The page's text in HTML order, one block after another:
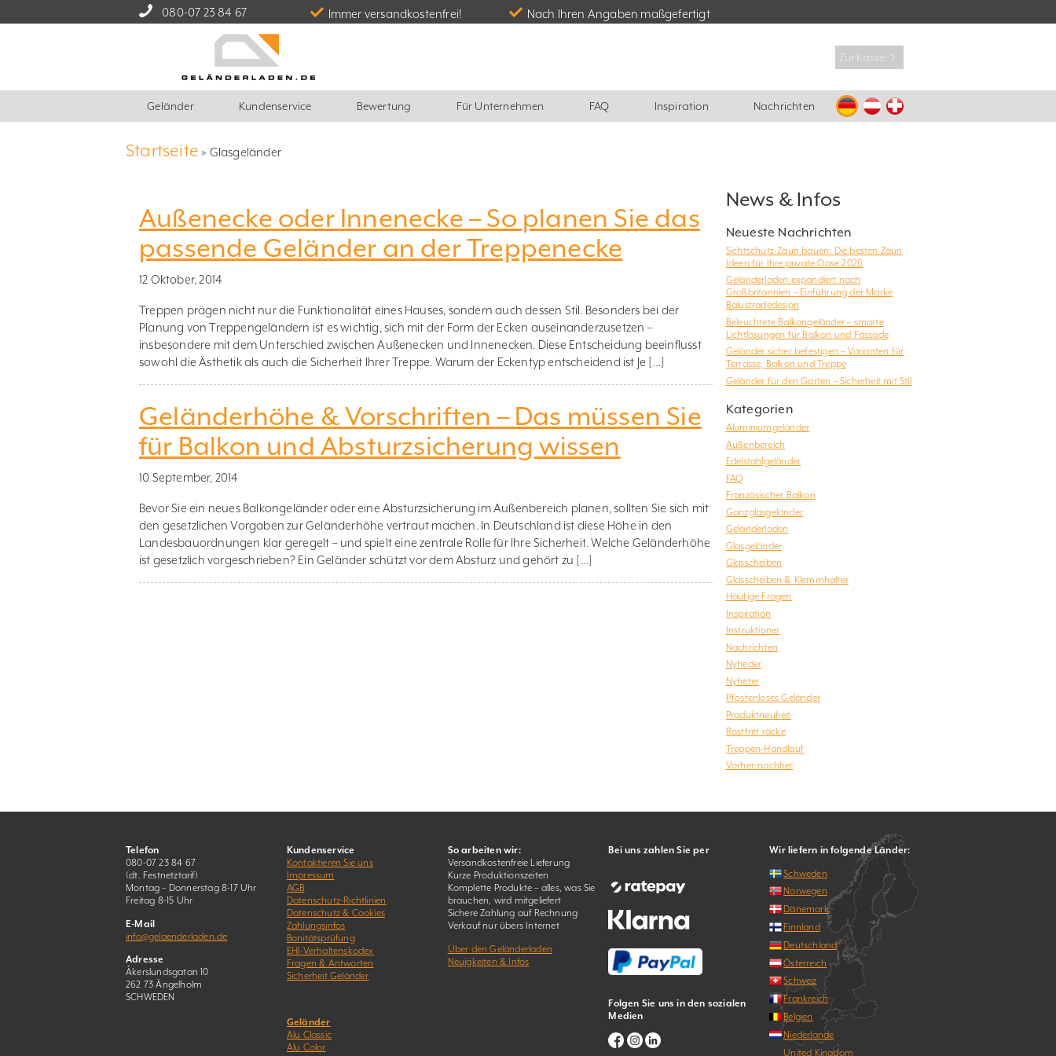
080-07 23 84 67 Immer versandkostenfrei! Nach Ihren Angaben maßgefertigt
Zur Kasse ﹥
Geländer Kundenservice Bewertung Für Unternehmen FAQ Inspiration Nachrichten
Startseite » Glasgeländer
Außenecke oder Innenecke – So planen Sie das
passende Geländer an der Treppenecke
12 Oktober, 2014
Treppen prägen nicht nur die Funktionalität eines Hauses, sondern auch dessen Stil. Besonders bei der
Planung von Treppengeländern ist es wichtig, sich mit der Form der Ecken auseinanderzusetzen –
insbesondere mit dem Unterschied zwischen Außenecken und Innenecken. Diese Entscheidung beeinflusst
sowohl die Ästhetik als auch die Sicherheit Ihrer Treppe. Warum der Eckentyp entscheidend ist Je […]
Geländerhöhe & Vorschriften – Das müssen Sie
für Balkon und Absturzsicherung wissen
10 September, 2014
Bevor Sie ein neues Balkongeländer oder eine Absturzsicherung im Außenbereich planen, sollten Sie sich mit
den gesetzlichen Vorgaben zur Geländerhöhe vertraut machen. In Deutschland ist diese Höhe in den
Landesbauordnungen klar geregelt – und spielt eine zentrale Rolle für Ihre Sicherheit. Welche Geländerhöhe
ist gesetzlich vorgeschrieben? Ein Geländer schützt vor dem Absturz und gehört zu […]
News & Infos
Neueste Nachrichten
Sichtschutz-Zaun bauen: Die besten Zaun
Ideen für Ihre private Oase 2026
Geländerladen expandiert nach
Großbritannien – Einführung der Marke
Balustradedesign
Beleuchtete Balkongeländer – smarte
Lichtlösungen für Balkon und Fassade
Geländer sicher befestigen – Varianten für
Terrasse, Balkon und Treppe
Geländer für den Garten – Sicherheit mit Stil
Kategorien
Aluminiumgeländer
Außenbereich
Edelstahlgeländer
FAQ
Französischer Balkon
Ganzglasgeländer
Geländerladen
Glasgeländer
Glasscheiben
Glasscheiben & Klemmhalter
Häufige Fragen
Inspiration
Instruktioner
Nachrichten
Nyheder
Nyheter
Pfostenloses Geländer
Produktneuheit
Rostfritt räcke
Treppen-Handlauf
Vorher-nachher
Telefon
080-07 23 84 67
(dt. Festnetztarif)
Montag – Donnerstag 8-17 Uhr
Freitag 8-15 Uhr
E-Mail
info@gelaenderladen.de
Adresse
Åkerslundsgatan 10
262 73 Ängelholm
SCHWEDEN
Kundenservice
Kontaktieren Sie uns
Impressum
AGB
Datenschutz-Richtlinien
Datenschutz & Cookies
Zahlungsinfos
Bonitätsprüfung
EHI-Verhaltenskodex
Fragen & Antworten
Sicherheit Geländer
Geländer
Alu Classic
Alu Color
So arbeiten wir:
Versandkostenfreie Lieferung
Kurze Produktionszeiten
Komplette Produkte – alles, was Sie
brauchen, wird mitgeliefert
Sichere Zahlung auf Rechnung
Verkauf nur übers Internet
Über den Geländerladen
Neuigkeiten & Infos
Bei uns zahlen Sie per
Folgen Sie uns in den sozialen
Medien
Wir liefern in folgende Länder:
Schweden
Norwegen
Dänemark
Finnland
Deutschland
Österreich
Schweiz
Frankreich
Belgien
Niederlande
United Kingdom